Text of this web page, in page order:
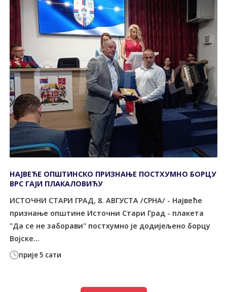
прије 5 сати
НАЈВЕЋЕ ОПШТИНСКО ПРИЗНАЊЕ ПОСТХУМНО БОРЦУ
ВРС ГАЈИ ПЛАКАЛОВИЋУ
ИСТОЧНИ СТАРИ ГРАД, 8. АВГУСТА /СРНА/ - Највеће
признање општине Источни Стари Град - плакета
"Да се не заборави" постхумно је додијељено борцу
Војске...